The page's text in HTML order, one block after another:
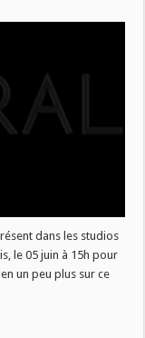
dans les studios
le 05 juin à 15h pour
un peu plus sur ce